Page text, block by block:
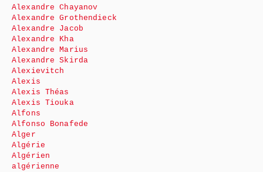
Alexandre Chayanov
Alexandre Grothendieck
Alexandre Jacob
Alexandre Kha
Alexandre Marius
Alexandre Skirda
Alexievitch
Alexis
Alexis Théas
Alexis Tiouka
Alfons
Alfonso Bonafede
Alger
Algérie
Algérien
algérienne